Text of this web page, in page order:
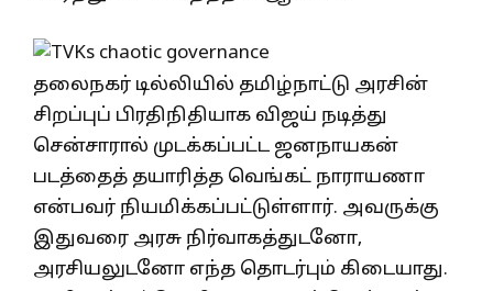
தலைநகர் டில்லியில் தமிழ்நாட்டு அரசின்
சிறப்புப் பிரதிநிதியாக விஜய் நடித்து
சென்சாரால் முடக்கப்பட்ட ஜனநாயகன்
படத்தைத் தயாரித்த வெங்கட் நாராயணா
என்பவர் நியமிக்கப்பட்டுள்ளார். அவருக்கு
இதுவரை அரசு நிர்வாகத்துடனோ,
அரசியலுடனோ எந்த தொடர்பும் கிடையாது.